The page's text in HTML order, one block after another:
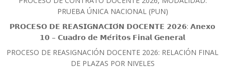
PRUEBA ÚNICA NACIONAL (PUN)
𝗣𝗥𝗢𝗖𝗘𝗦𝗢 𝗗𝗘 𝗥𝗘𝗔𝗦𝗜𝗚𝗡𝗔𝗖𝗜𝗢́𝗡 𝗗𝗢𝗖𝗘𝗡𝗧𝗘 𝟮𝟬𝟮𝟲: 𝗔𝗻𝗲𝘅𝗼
𝟭𝟬 – 𝗖𝘂𝗮𝗱𝗿𝗼 𝗱𝗲 𝗠𝗲́𝗿𝗶𝘁𝗼𝘀 𝗙𝗶𝗻𝗮𝗹 𝗚𝗲𝗻𝗲𝗿𝗮𝗹
PROCESO DE REASIGNACIÓN DOCENTE 2026: RELACIÓN FINAL
DE PLAZAS POR NIVELES